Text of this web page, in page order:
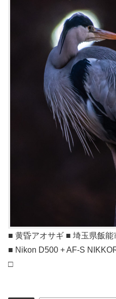
■ 黄昏アオサギ ■ 埼玉県飯能
■ Nikon D500 + AF-S
□